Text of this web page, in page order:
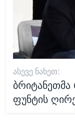
ᲐᲡᲔᲕᲔ ᲜᲐᲮᲔᲗ:
ფუნტის